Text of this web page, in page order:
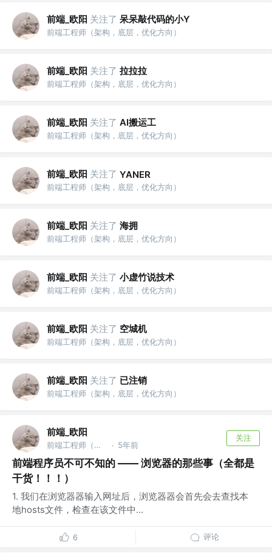
前端_欧阳 关注了 呆呆敲代码的小Y
前端工程师（架构，底层，优化方向）
前端_欧阳 关注了 拉拉拉
前端工程师（架构，底层，优化方向）
前端_欧阳 关注了 AI搬运工
前端工程师（架构，底层，优化方向）
前端_欧阳 关注了 YANER
前端工程师（架构，底层，优化方向）
前端_欧阳 关注了 海拥
前端工程师（架构，底层，优化方向）
前端_欧阳 关注了 小虚竹说技术
前端工程师（架构，底层，优化方向）
前端_欧阳 关注了 空城机
前端工程师（架构，底层，优化方向）
前端_欧阳 关注了 已注销
前端工程师（架构，底层，优化方向）
前端_欧阳
前端工程师（架构，底层，优化方向） · 5年前
关注
前端程序员不可不知的 —— 浏览器的那些事（全都是
干货！！！）
1. 我们在浏览器器输入网址后，浏览器器会首先会去查找本
地hosts文件，检查在该文件中...
6 评论